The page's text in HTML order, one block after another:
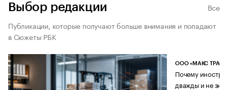
Выбор редакции
Все
Публикации, которые получают больше внимания и попадают
в Сюжеты РБК
ООО «МАКС ТРАСТ»
Почему
дважды и не